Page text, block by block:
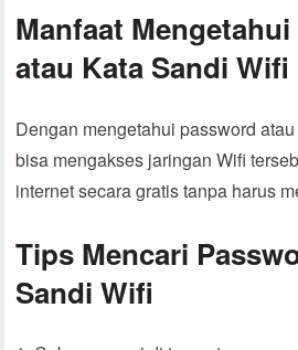
Manfaat
atau Kata Sandi Wifi
Dengan mengetahui password
bisa mengakses jaringan Wifi
internet secara gratis tanpa harus
Tips Mencari
Sandi Wifi